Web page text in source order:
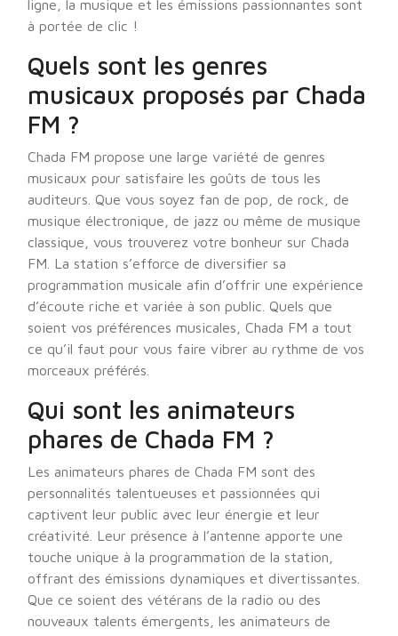
ligne, la musique et les émissions passionnantes sont
à portée de clic !
Quels sont les genres
musicaux proposés par Chada
FM ?
Chada FM propose une large variété de genres
musicaux pour satisfaire les goûts de tous les
auditeurs. Que vous soyez fan de pop, de rock, de
musique électronique, de jazz ou même de musique
classique, vous trouverez votre bonheur sur Chada
FM. La station s’efforce de diversifier sa
programmation musicale afin d’offrir une expérience
d’écoute riche et variée à son public. Quels que
soient vos préférences musicales, Chada FM a tout
ce qu’il faut pour vous faire vibrer au rythme de vos
morceaux préférés.
Qui sont les animateurs
phares de Chada FM ?
Les animateurs phares de Chada FM sont des
personnalités talentueuses et passionnées qui
captivent leur public avec leur énergie et leur
créativité. Leur présence à l’antenne apporte une
touche unique à la programmation de la station,
offrant des émissions dynamiques et divertissantes.
Que ce soient des vétérans de la radio ou des
nouveaux talents émergents, les animateurs de